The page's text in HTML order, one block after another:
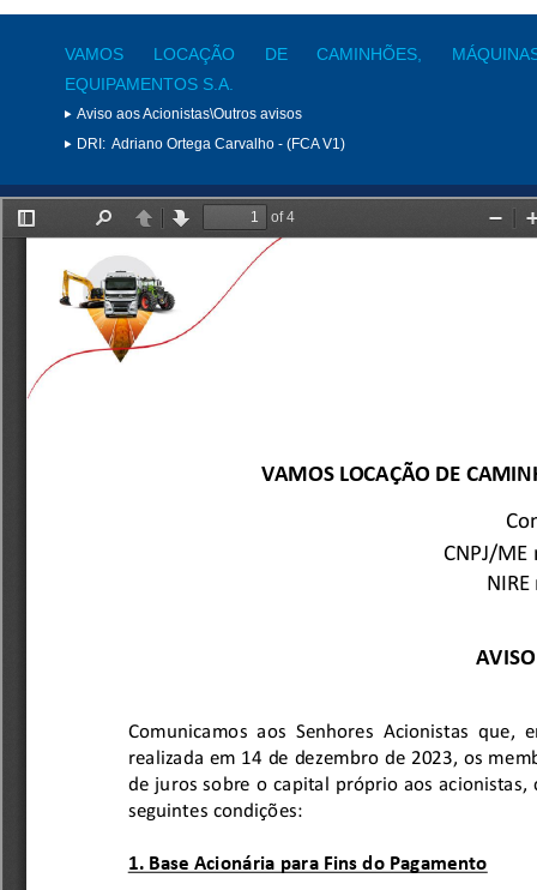
VAMOS LOCAÇÃO DE CAMINHÕES,
EQUIPAMENTOS S.A.
Aviso aos Acionistas\Outros avisos
DRI: Adriano Ortega Carvalho - (FCA V1)